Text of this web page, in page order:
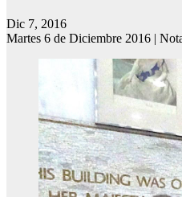
Dic 7, 2016
Martes 6 de Diciembre 2016 |